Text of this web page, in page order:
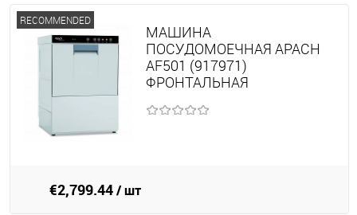
RECOMMENDED
МАШИНА
ПОСУДОМОЕЧНАЯ APACH
AF501 (917971)
ФРОНТАЛЬНАЯ
€2,799.44/ шт